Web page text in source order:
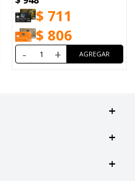
$ 711
$ 806
- +